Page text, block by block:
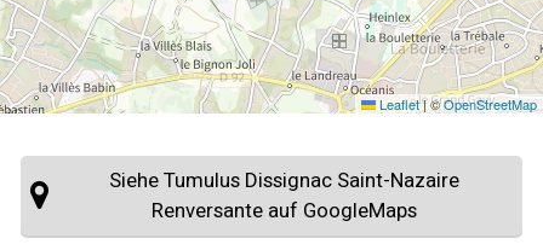
Leaflet|©OpenStreetMap
Siehe Tumulus Dissignac Saint-Nazaire
Renversante auf GoogleMaps